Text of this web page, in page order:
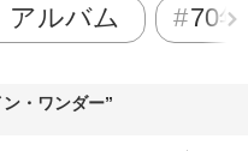
アルバム 70
・ワンダー